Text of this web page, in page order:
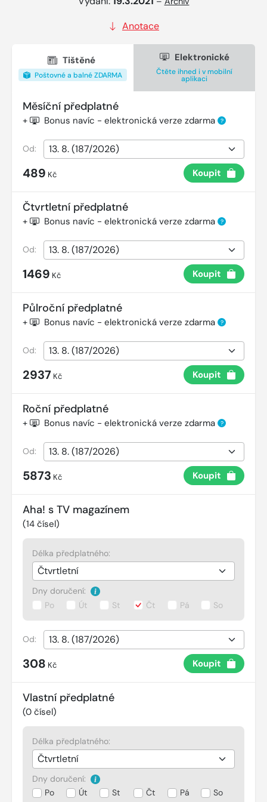
Anotace
Tištěné
Poštovné a balné ZDARMA
Elektronické
Čtěte ihned i v mobilní
aplikaci
Měsíční předplatné
+ Bonus navíc - elektronická verze zdarma ?
Od:
489 Kč Koupit
Čtvrtletní předplatné
+ Bonus navíc - elektronická verze zdarma ?
Od:
1469 Kč Koupit
Půlroční předplatné
+ Bonus navíc - elektronická verze zdarma ?
Od:
2937 Kč Koupit
Roční předplatné
+ Bonus navíc - elektronická verze zdarma ?
Od:
5873 Kč Koupit
Aha! s TV magazínem
(14 čísel)
Délka předplatného:
Dny doručení:
Po
Út St Čt Pá So
Od:
308 Kč Koupit
Vlastní předplatné
(0 čísel)
Délka předplatného:
Dny doručení:
Po
Út St Čt Pá So